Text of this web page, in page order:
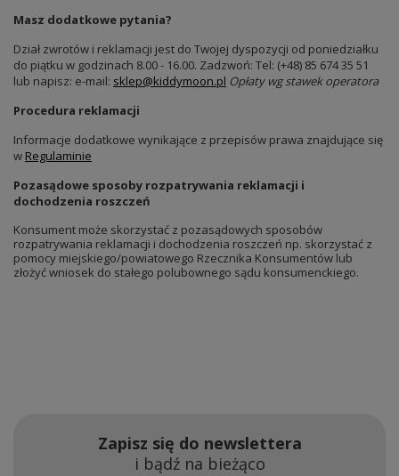
Masz dodatkowe pytania?
Dział zwrotów i reklamacji jest do Twojej dyspozycji od poniedziałku
do piątku w godzinach 8.00 - 16.00. Zadzwoń: Tel: (+48) 85 674 35 51
lub napisz: e-mail: sklep@kiddymoon.pl Opłaty wg stawek operatora
Procedura reklamacji
Informacje dodatkowe wynikające z przepisów prawa znajdujące się
w Regulaminie
Pozasądowe sposoby rozpatrywania reklamacji i
dochodzenia roszczeń
Konsument może skorzystać z pozasądowych sposobów
rozpatrywania reklamacji i dochodzenia roszczeń np. skorzystać z
pomocy miejskiego/powiatowego Rzecznika Konsumentów lub
złożyć wniosek do stałego polubownego sądu konsumenckiego.
Zapisz się do newslettera
i bądź na bieżąco